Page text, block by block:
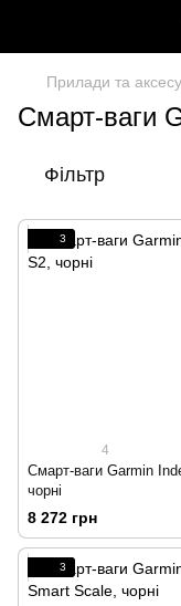
Прилади та
Смарт-ваги
Фільтр
3
4
Смарт-ваги Garmin
чорні
8 272 грн
3